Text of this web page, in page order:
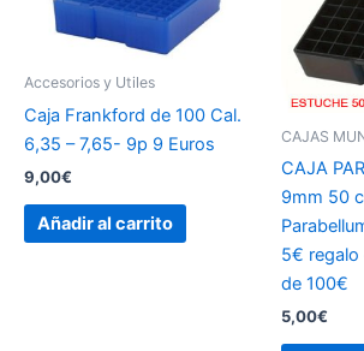
Accesorios y Utiles
Caja Frankford de 100 Cal.
6,35 – 7,65- 9p 9 Euros
9,00€
Añadir al carrito
CAJAS
CAJA
9mm 50
5€
de 100€
5,00€